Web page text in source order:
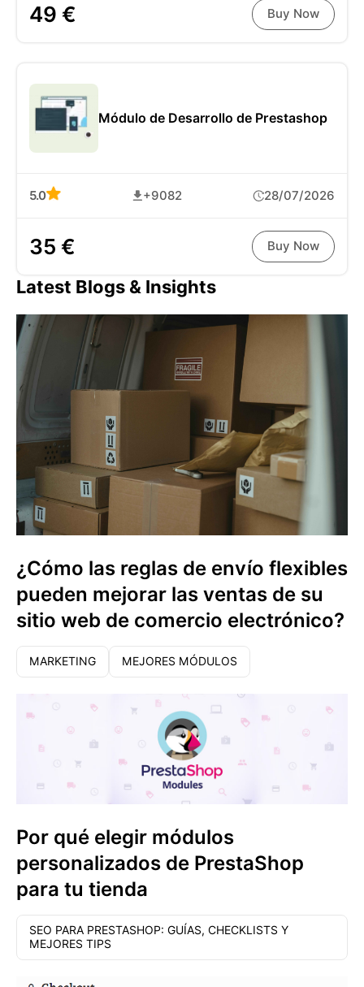
49 € Buy Now
Módulo de Desarrollo de Prestashop
5.0 +9082 28/07/2026
35 € Buy Now
Latest Blogs & Insights
¿Cómo las reglas de envío flexibles
pueden mejorar las ventas de su
sitio web de comercio electrónico?
MARKETING MEJORES MÓDULOS
Por qué elegir módulos
personalizados de PrestaShop
para tu tienda
SEO PARA PRESTASHOP: GUÍAS, CHECKLISTS Y
MEJORES TIPS